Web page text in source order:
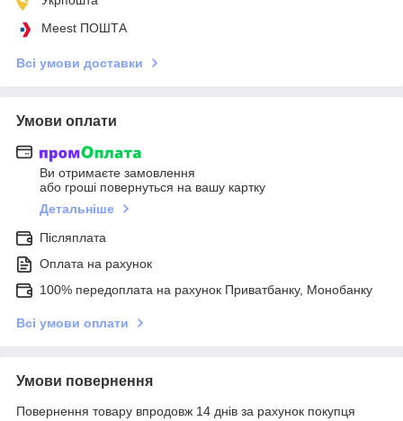
Meest ПОШТА
Всі умови доставки
Умови оплати
Ви отримаєте замовлення
або гроші повернуться на вашу картку
Детальніше
Післяплата
Оплата на рахунок
100% передоплата на рахунок Приватбанку, Монобанку
Всі умови оплати
Умови повернення
Повернення товару впродовж 14 днів за рахунок покупця